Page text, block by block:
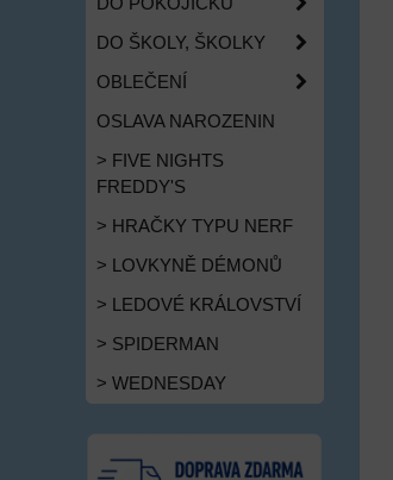
DO ŠKOLY, ŠKOLKY
OBLEČENÍ
OSLAVA NAROZENIN
> FIVE NIGHTS
FREDDY'S
> HRAČKY TYPU NERF
> LOVKYNĚ DÉMONŮ
> LEDOVÉ KRÁLOVSTVÍ
> SPIDERMAN
> WEDNESDAY